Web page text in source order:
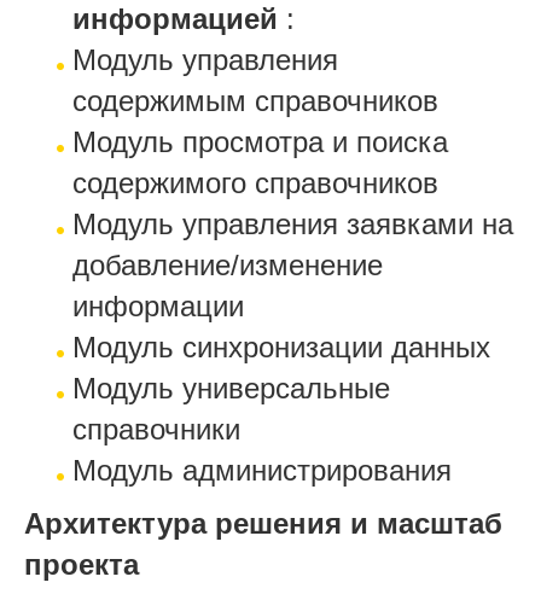
информацией :
Модуль управления
содержимым справочников
Модуль просмотра и поиска
содержимого справочников
Модуль управления заявками на
добавление/изменение
информации
Модуль синхронизации данных
Модуль универсальные
справочники
Модуль администрирования
Архитектура решения и масштаб
проекта